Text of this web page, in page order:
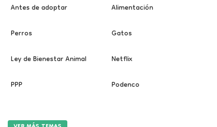
Antes de adoptar
Alimentación
Perros
Gatos
Ley de Bienestar Animal
Netflix
PPP
Podenco